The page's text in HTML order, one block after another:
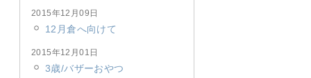
2015年12月09日
12月倉へ向けて
2015年12月01日
3歳/バザーおやつ